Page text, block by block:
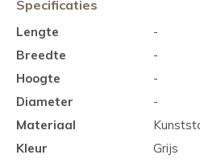
Specificaties
Lengte
-
Breedte
-
Hoogte
-
Diameter
-
Materiaal
Kleur
Grijs